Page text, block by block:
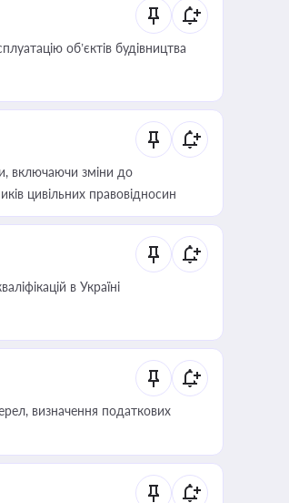
об’єктів будівництва
включаючи зміни до
цивільних правовідносин
в Україні
визначення податкових